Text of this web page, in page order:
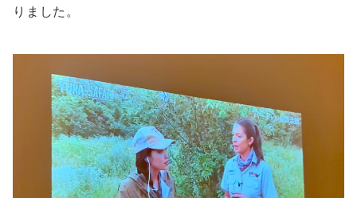
りました。